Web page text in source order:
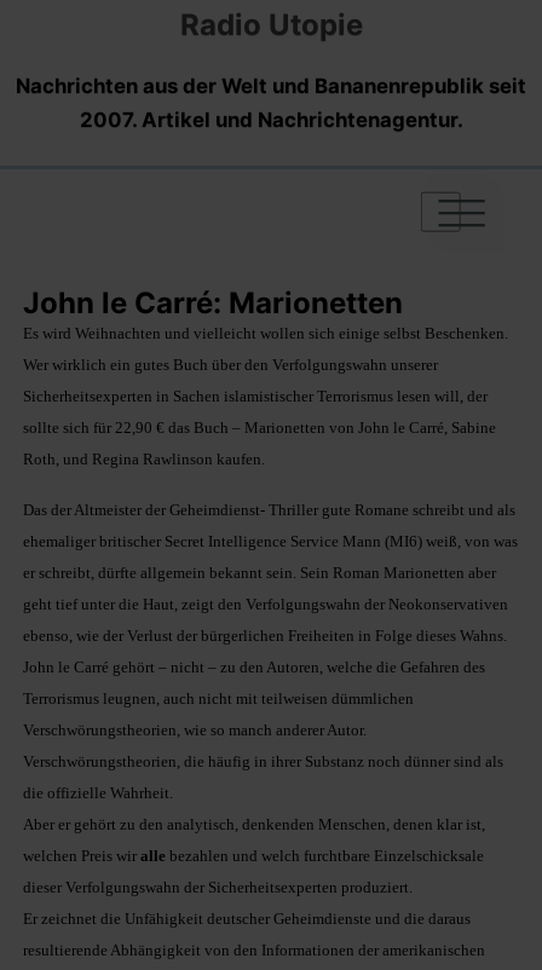
Radio Utopie
Nachrichten aus der Welt und Bananenrepublik seit
2007. Artikel und Nachrichtenagentur.
|
|
|
John le Carré: Marionetten
Es wird Weihnachten und vielleicht wollen sich einige selbst Beschenken.
Wer wirklich ein gutes Buch über den Verfolgungswahn unserer
Sicherheitsexperten in Sachen islamistischer Terrorismus lesen will, der
sollte sich für 22,90 € das Buch – Marionetten von John le Carré, Sabine
Roth, und Regina Rawlinson kaufen.
Das der Altmeister der Geheimdienst- Thriller gute Romane schreibt und als
ehemaliger britischer Secret Intelligence Service Mann (MI6) weiß, von was
er schreibt, dürfte allgemein bekannt sein. Sein Roman Marionetten aber
geht tief unter die Haut, zeigt den Verfolgungswahn der Neokonservativen
ebenso, wie der Verlust der bürgerlichen Freiheiten in Folge dieses Wahns.
John le Carré gehört – nicht – zu den Autoren, welche die Gefahren des
Terrorismus leugnen, auch nicht mit teilweisen dümmlichen
Verschwörungstheorien, wie so manch anderer Autor.
Verschwörungstheorien, die häufig in ihrer Substanz noch dünner sind als
die offizielle Wahrheit.
Aber er gehört zu den analytisch, denkenden Menschen, denen klar ist,
welchen Preis wir alle bezahlen und welch furchtbare Einzelschicksale
dieser Verfolgungswahn der Sicherheitsexperten produziert.
Er zeichnet die Unfähigkeit deutscher Geheimdienste und die daraus
resultierende Abhängigkeit von den Informationen der amerikanischen